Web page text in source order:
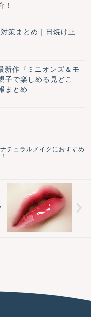
！
策まとめ｜日焼け止
新作『ミニオンズ＆モ
子で楽しめる見どこ
まとめ
チュラルメイクにおすすめ